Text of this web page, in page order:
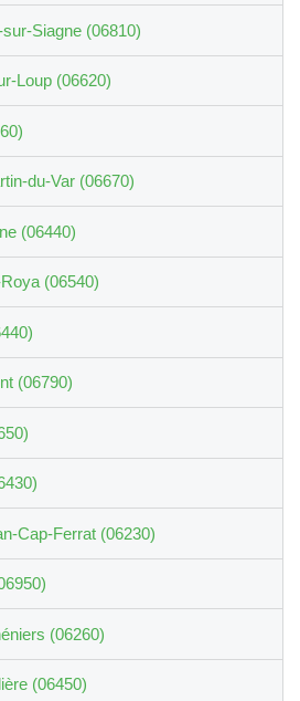
Siagne (06810)
Loup (06620)
du-Var (06670)
(06440)
(06540)
(06790)
Cap-Ferrat (06230)
(06260)
(06450)